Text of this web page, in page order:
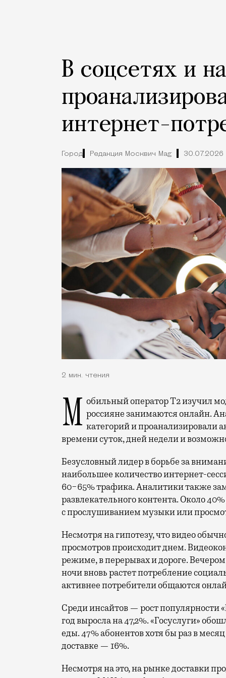
В соцсетях и
интернет-
Город Редакция Москвич Mag 30.07.2026
2 мин. чтения
Мобильный оператор Т2 изучил модели интернет-потребления и выяснил, чем россияне занимаются онлайн.
категорий и проанализировали
времени суток, дней недели и
Безусловный лидер в борьбе за
наибольшее количество интернет-
60−65% трафика. Аналитики также
развлекательного контента. Около
с прослушиванием музыки или
Несмотря на гипотезу, что видео
просмотров происходит днем.
режиме, в перерывах и дороге.
ночи вновь растет потребление
активнее потребители общаются
Среди инсайтов — рост популярности
год выросла на 47,2%. «Госуслуги»
еды. 47% абонентов хотя бы раз в
доставке — 16%.
Несмотря на это, на рынке доставки